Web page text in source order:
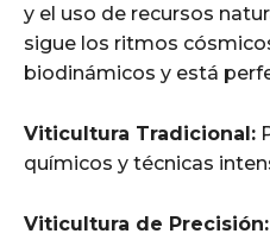
y el uso de recursos
sigue los ritmos
biodinámicos y está
Viticultura Tradicional:
químicos y técnicas
Viticultura de Precisión: